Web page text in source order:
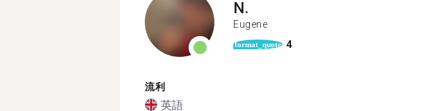
N.
Eugene
format_quote 4
流利
英語